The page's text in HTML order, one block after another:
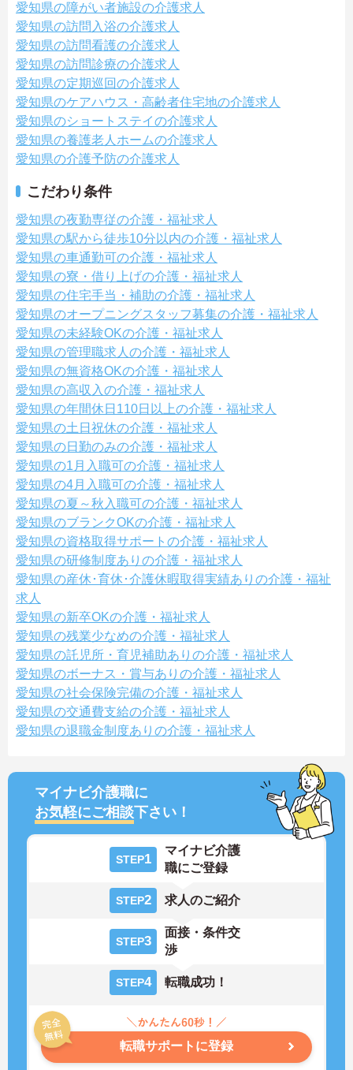
愛知県の障がい者施設の介護求人
愛知県の訪問入浴の介護求人
愛知県の訪問看護の介護求人
愛知県の訪問診療の介護求人
愛知県の定期巡回の介護求人
愛知県のケアハウス・高齢者住宅地の介護求人
愛知県のショートステイの介護求人
愛知県の養護老人ホームの介護求人
愛知県の介護予防の介護求人
こだわり条件
愛知県の夜勤専従の介護・福祉求人
愛知県の駅から徒歩10分以内の介護・福祉求人
愛知県の車通勤可の介護・福祉求人
愛知県の寮・借り上げの介護・福祉求人
愛知県の住宅手当・補助の介護・福祉求人
愛知県のオープニングスタッフ募集の介護・福祉求人
愛知県の未経験OKの介護・福祉求人
愛知県の管理職求人の介護・福祉求人
愛知県の無資格OKの介護・福祉求人
愛知県の高収入の介護・福祉求人
愛知県の年間休日110日以上の介護・福祉求人
愛知県の土日祝休の介護・福祉求人
愛知県の日勤のみの介護・福祉求人
愛知県の1月入職可の介護・福祉求人
愛知県の4月入職可の介護・福祉求人
愛知県の夏～秋入職可の介護・福祉求人
愛知県のブランクOKの介護・福祉求人
愛知県の資格取得サポートの介護・福祉求人
愛知県の研修制度ありの介護・福祉求人
愛知県の産休･育休･介護休暇取得実績ありの介護・福祉
求人
愛知県の新卒OKの介護・福祉求人
愛知県の残業少なめの介護・福祉求人
愛知県の託児所・育児補助ありの介護・福祉求人
愛知県のボーナス・賞与ありの介護・福祉求人
愛知県の社会保険完備の介護・福祉求人
愛知県の交通費支給の介護・福祉求人
愛知県の退職金制度ありの介護・福祉求人
マイナビ介護職に
お気軽にご相談下さい！
STEP1
マイナビ介護
職にご登録
STEP2 求人のご紹介
STEP3
面接・条件交
渉
STEP4 転職成功！
転職サポートに登録